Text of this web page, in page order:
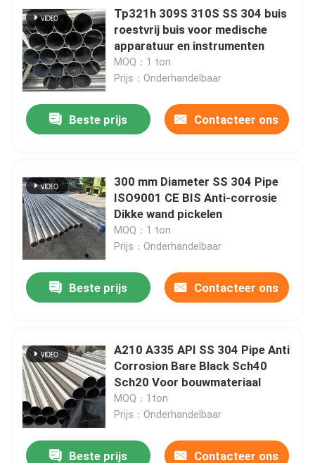
Tp321h 309S 310S SS 304 buis
roestvrij buis voor medische
apparatuur en instrumenten
MOQ：1 ton
Prijs：Onderhandelbaar
Beste prijs Contacteer ons
300 mm Diameter SS 304 Pipe
ISO9001 CE BIS Anti-corrosie
Dikke wand pickelen
MOQ：1 ton
Prijs：Onderhandelbaar
Beste prijs Contacteer ons
A210 A335 API SS 304 Pipe Anti
Corrosion Bare Black Sch40
Sch20 Voor bouwmateriaal
MOQ：1ton
Prijs：Onderhandelbaar
Beste prijs Contacteer ons